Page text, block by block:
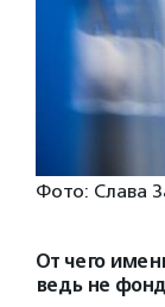
Фото: Слава
От чего
ведь не